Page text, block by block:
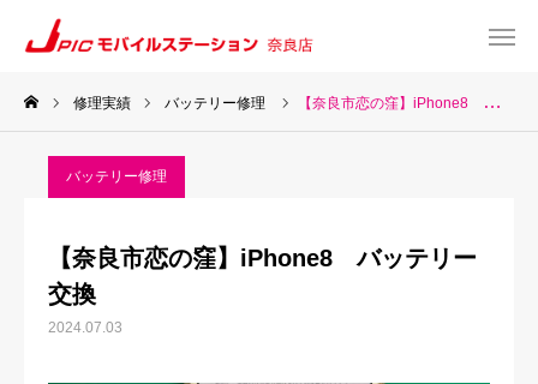
修理実績 バッテリー修理 【奈良市恋の窪】iPhone8 バッテリー交換
バッテリー修理
【奈良市恋の窪】iPhone8 バッテリー
交換
2024.07.03
web予約
TOP